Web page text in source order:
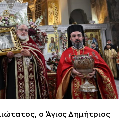
ο Άγιος Δημήτριος